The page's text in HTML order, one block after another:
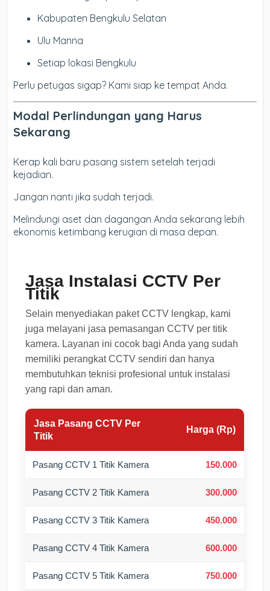
Kabupaten Bengkulu Selatan
Ulu Manna
Setiap lokasi Bengkulu
Perlu petugas sigap? Kami siap ke tempat Anda.
Modal Perlindungan yang Harus
Sekarang
Kerap kali baru pasang sistem setelah terjadi
kejadian.
Jangan nanti jika sudah terjadi.
Melindungi aset dan dagangan Anda sekarang lebih
ekonomis ketimbang kerugian di masa depan.
Jasa Instalasi CCTV Per
Titik
Selain menyediakan paket CCTV lengkap, kami
juga melayani jasa pemasangan CCTV per titik
kamera. Layanan ini cocok bagi Anda yang sudah
memiliki perangkat CCTV sendiri dan hanya
membutuhkan teknisi profesional untuk instalasi
yang rapi dan aman.
Jasa Pasang CCTV Per
Titik
Harga (Rp)
Pasang CCTV 1 Titik Kamera 150.000
Pasang CCTV 2 Titik Kamera 300.000
Pasang CCTV 3 Titik Kamera 450.000
Pasang CCTV 4 Titik Kamera 600.000
Pasang CCTV 5 Titik Kamera 750.000